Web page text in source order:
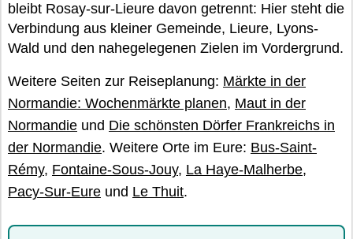
bleibt Rosay-sur-Lieure davon getrennt: Hier steht die
Verbindung aus kleiner Gemeinde, Lieure, Lyons-
Wald und den nahegelegenen Zielen im Vordergrund.
Weitere Seiten zur Reiseplanung: Märkte in der
Normandie: Wochenmärkte planen, Maut in der
Normandie und Die schönsten Dörfer Frankreichs in
der Normandie. Weitere Orte im Eure: Bus-Saint-
Rémy, Fontaine-Sous-Jouy, La Haye-Malherbe,
Pacy-Sur-Eure und Le Thuit.